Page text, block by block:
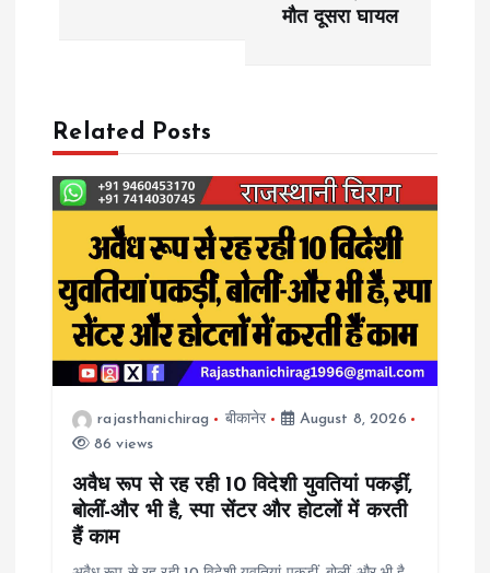
n
a
v
a
मौत दूसरा घायल
Related Posts
rajasthanichirag बीकानेर
August 8, 2026
86 views
अवैध रूप से रह रही 10 विदेशी युवतियां पकड़ीं,
बोलीं-और भी है, स्पा सेंटर और होटलों में करती
हैं काम